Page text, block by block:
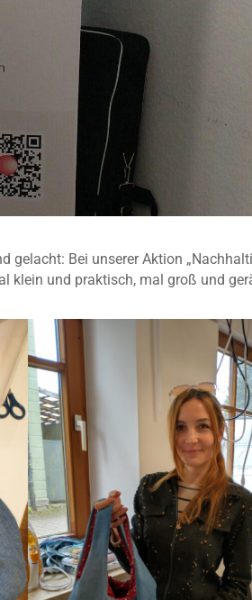
gelacht: Bei unserer Aktion
klein und praktisch, mal groß und